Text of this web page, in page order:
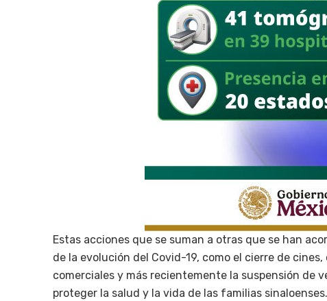
Estas acciones que se suman a otras que se han
de la evolución del Covid-19, como el cierre de
comerciales y más recientemente la suspensión de
proteger la salud y la vida de las familias sinaloenses.